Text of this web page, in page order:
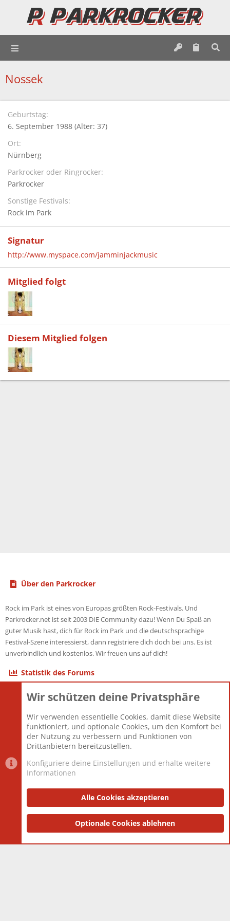
Nossek
Geburtstag
6. September 1988 (Alter: 37)
Ort
Nürnberg
Parkrocker oder Ringrocker
Parkrocker
Sonstige Festivals
Rock im Park
Signatur
http://www.myspace.com/jamminjackmusic
Mitglied folgt
Diesem Mitglied folgen
Über den Parkrocker
Rock im Park ist eines von Europas größten Rock-Festivals. Und
Parkrocker.net ist seit 2003 DIE Community dazu! Wenn Du Spaß an
guter Musik hast, dich für Rock im Park und die deutschsprachige
Festival-Szene interessierst, dann registriere dich doch bei uns. Es ist
unverbindlich und kostenlos. Wir freuen uns auf dich!
Statistik des Forums
Themen
Mitglieder
12.425
Neuestes Mitglied
Toddster85
Datenschutzerklärung Impressum
Community platform by XenForo® © 2010-2025 XenForo Ltd.
and add-ons by ThemeHouse
Wir schützen deine Privatsphäre
Wir verwenden essentielle Cookies, damit diese Website
funktioniert, und optionale Cookies, um den Komfort bei
der Nutzung zu verbessern und Funktionen von
Drittanbietern bereitzustellen.
Konfiguriere deine Einstellungen und erhalte weitere
Informationen
Alle Cookies akzeptieren
Optionale Cookies ablehnen